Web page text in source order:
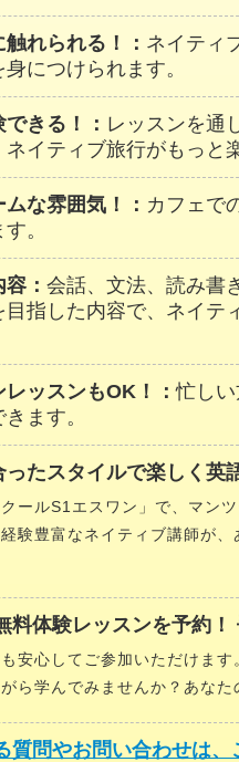
れられる！： ネイティ
につけられます。
きる！： レッスンを通
ネイティブ旅行がもっと
な雰囲気！： カフェで
。
： 会話、文法、読み書
目指した内容で、ネイテ
レッスンもOK！：忙し
ます。
ったスタイルで楽しく英
クールS1エスワン」で、マン
験豊富なネイティブ講師が
料体験レッスンを予約！
安心してご参加いただけま
ら学んでみませんか？あなた
質問やお問い合わせは、